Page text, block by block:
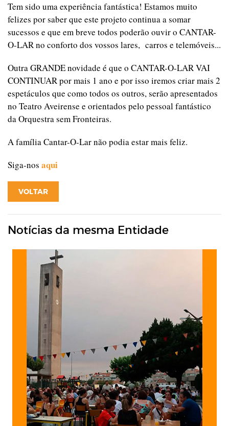
Tem sido uma experiência fantástica! Estamos muito
felizes por saber que este projeto continua a somar
sucessos e que em breve todos poderão ouvir o CANTAR-
O-LAR no conforto dos vossos lares, carros e telemóveis...
Outra GRANDE novidade é que o CANTAR-O-LAR VAI
CONTINUAR por mais 1 ano e por isso iremos criar mais 2
espetáculos que como todos os outros, serão apresentados
no Teatro Aveirense e orientados pelo pessoal fantástico
da Orquestra sem Fronteiras.
A família Cantar-O-Lar não podia estar mais feliz.
Siga-nos aqui
VOLTAR
Notícias da mesma Entidade